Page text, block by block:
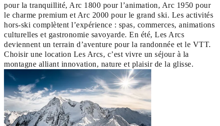
pour la tranquillité, Arc 1800 pour l’animation, Arc 1950 pour
le charme premium et Arc 2000 pour le grand ski. Les activités
hors-ski complètent l’expérience : spas, commerces, animations
culturelles et gastronomie savoyarde. En été, Les Arcs
deviennent un terrain d’aventure pour la randonnée et le VTT.
Choisir une location Les Arcs, c’est vivre un séjour à la
montagne alliant innovation, nature et plaisir de la glisse.